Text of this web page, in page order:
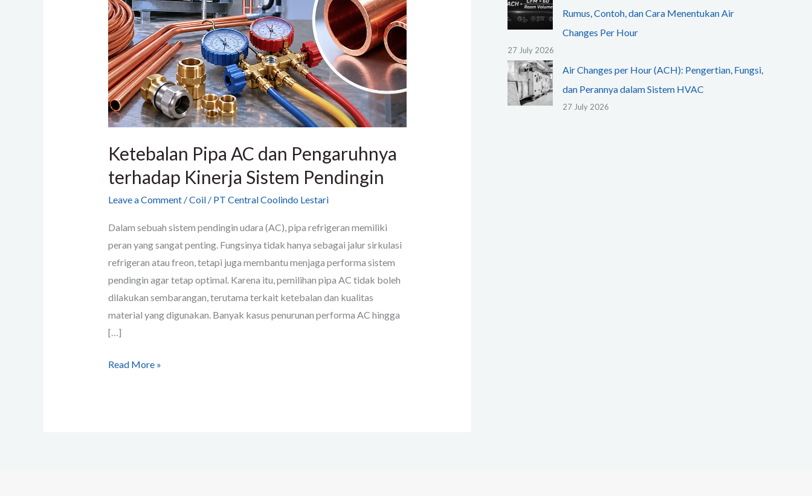
Ketebalan Pipa AC dan Pengaruhnya
terhadap Kinerja Sistem Pendingin
Leave a Comment /Coil/ PT Central Coolindo Lestari
Dalam sebuah sistem pendingin udara (AC), pipa refrigeran memiliki
peran yang sangat penting. Fungsinya tidak hanya sebagai jalur sirkulasi
refrigeran atau freon, tetapi juga membantu menjaga performa sistem
pendingin agar tetap optimal. Karena itu, pemilihan pipa AC tidak boleh
dilakukan sembarangan, terutama terkait ketebalan dan kualitas
material yang digunakan. Banyak kasus penurunan performa AC hingga
[…]
Pengaruhnya
terhadap
Kinerja
Sistem
Pendingin
Read More »
Rumus, Contoh, dan Cara Menentukan Air
Changes Per Hour
27 July 2026
Air Changes per Hour (ACH): Pengertian, Fungsi,
dan Perannya dalam Sistem HVAC
27 July 2026